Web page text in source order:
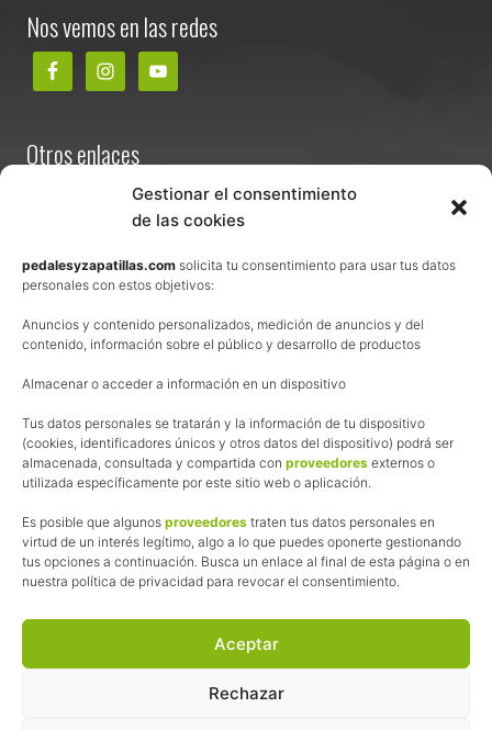
Gestionar el consentimiento
de las cookies
pedalesyzapatillas.com solicita tu consentimiento para usar tus datos
personales con estos objetivos:
Anuncios y contenido personalizados, medición de anuncios y del
contenido, información sobre el público y desarrollo de productos
Almacenar o acceder a información en un dispositivo
Tus datos personales se tratarán y la información de tu dispositivo
(cookies, identificadores únicos y otros datos del dispositivo) podrá ser
almacenada, consultada y compartida con proveedores externos o
utilizada específicamente por este sitio web o aplicación.
Es posible que algunos proveedores traten tus datos personales en
virtud de un interés legítimo, algo a lo que puedes oponerte gestionando
tus opciones a continuación. Busca un enlace al final de esta página o en
nuestra política de privacidad para revocar el consentimiento.
Aceptar
Rechazar
Nos vemos en las redes
Otros enlaces
Términos y condiciones de venta
Política de privacidad
Política de cookies
Afiliación
La web de Pedalesyzapatillas utiliza programas de afiliación.
¿Qué significa esto?
Cuando recomiendo algún producto, pongo enlaces a tiendas
online que utilizo y, por cada compra que realizas, me llevo
una comisión sin que a ti te cueste más dinero.
Esas comisiones me permiten seguir manteniendo esta web,
las inscripciones a muchas de las marchas para después
Siempre escribo sobre productos y tiendas que he probado